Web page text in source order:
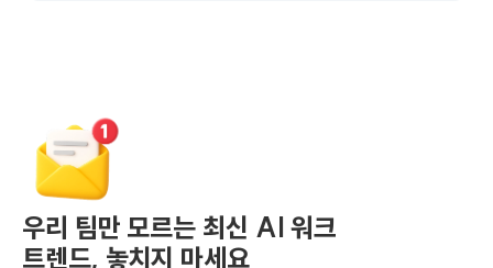
우리 팀만 모르는 최신 AI 워크
트렌드, 놓치지 마세요